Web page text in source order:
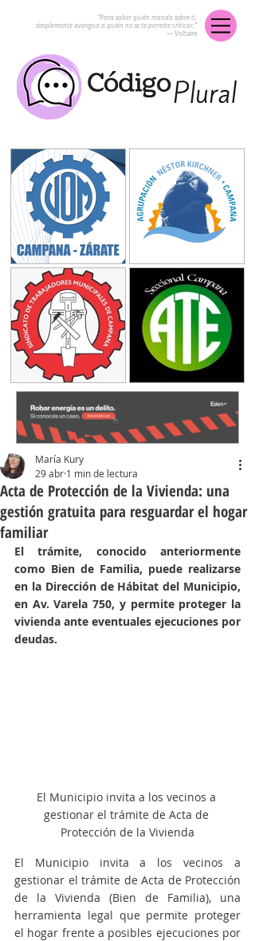
“Para saber quién manda sobre ti,
simplemente averigua a quién no se te permite criticar.”
― Voltaire
Acta de Protección de la Vivienda: una
gestión gratuita para resguardar el hogar
familiar
María Kury
29 abr 1 min de lectura
El trámite, conocido anteriormente
como Bien de Familia, puede realizarse
en la Dirección de Hábitat del Municipio,
en Av. Varela 750, y permite proteger la
vivienda ante eventuales ejecuciones por
deudas.
El Municipio invita a los vecinos a
gestionar el trámite de Acta de
Protección de la Vivienda
El Municipio invita a los vecinos a
gestionar el trámite de Acta de Protección
de la Vivienda (Bien de Familia), una
herramienta legal que permite proteger
el hogar frente a posibles ejecuciones por